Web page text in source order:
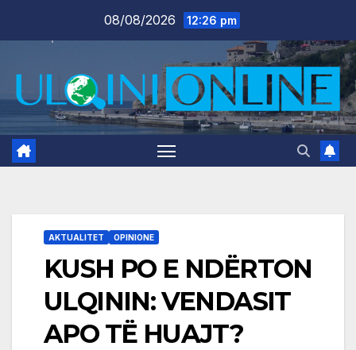
08/08/2026 12:26 pm
AKTUALITET OPINIONE
KUSH PO E NDËRTON
ULQININ: VENDASIT
APO TË HUAJT?